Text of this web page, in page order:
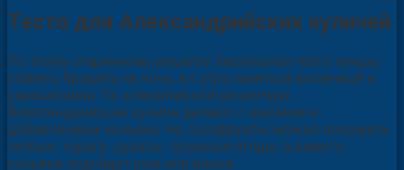
Тесто для Александрийских куличей
По этому старинному рецепту пасхальное тесто лучше
ставить бродить на ночь, а с утра заняться выпечкой и
украшением. По классической рецептуре
Александрийские куличи делают с изюмом и
добавлением коньяка. Но сухофрукты можно положить
любые: курагу, цукаты, сушеные ягоды, а вместо
коньяка подойдет ром или виски.